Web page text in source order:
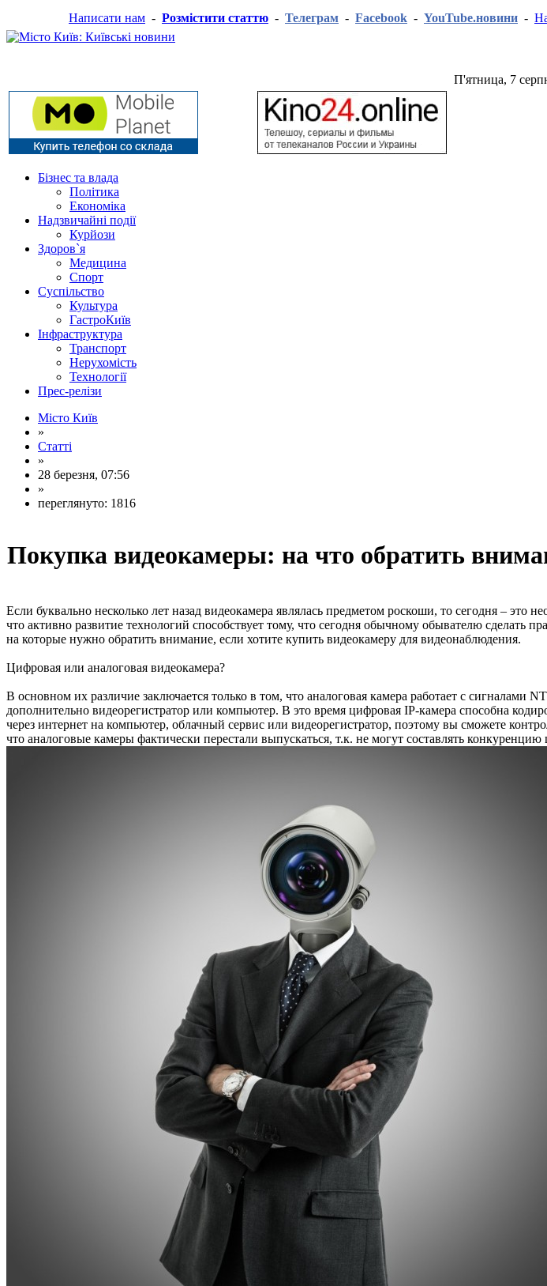
Написати нам - Розмістити статтю - Телеграм - Facebook - YouTube.новини -
П'ятница, 7
Бізнес та влада
Політика
Економіка
Надзвичайні події
Курйози
Здоров`я
Медицина
Спорт
Суспільство
Культура
ГастроКиїв
Інфраструктура
Транспорт
Нерухомість
Технології
Прес-релізи
Місто Київ
»
Статті
»
28 березня, 07:56
»
переглянуто: 1816
Покупка видеокамеры: на что обратить
Если буквально несколько лет назад видеокамера являлась предметом роскоши, то сегодня –
что активно развитие технологий способствует тому, что сегодня обычному обывателю
на которые нужно обратить внимание, если хотите купить видеокамеру для видеонаблюдения.
Цифровая или аналоговая видеокамера?
В основном их различие заключается только в том, что аналоговая камера работает с
дополнительно видеорегистратор или компьютер. В это время цифровая IP-камера способна
через интернет на компьютер, облачный сервис или видеорегистратор, поэтому вы сможете
что аналоговые камеры фактически перестали выпускаться, т.к. не могут составлять